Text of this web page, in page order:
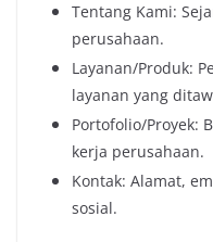
Tentang Kami:
perusahaan.
Layanan/Produk:
layanan yang
Portofolio/Proyek:
kerja perusahaan.
Kontak: Alamat,
sosial.